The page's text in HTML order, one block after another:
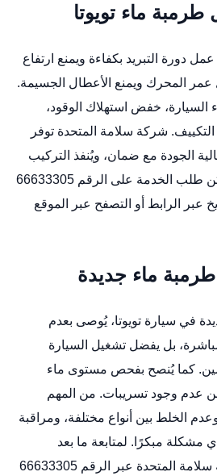
طرمبة ماء تويوتا
دورة التبريد بكفاءة ويمنع ارتفاع
المحرك ويمنع الأعطال الجسيمة.
خفض استهلاك الوقود،
شركة سلامة المتحدة توفر
الجودة مع ضمان، ويُنفذ التركيب
بأيدي فنيين مختصين. يمكن طلب الخدمة على الرقم 66633305
عبر
الرابط أو التصفح عبر
الموقع
طرمبة ماء جديدة
في سيارة تويوتا، يُوصى بعدم
بل يفضل تشغيل السيارة
كما يُنصح بفحص مستوى ماء
من عدم وجود تسريبات. من المهم
الخلط بين أنواع مختلفة، ومراقبة
مبكرًا. لمتابعة ما بعد
التركيب تواصل مع شركة سلامة المتحدة عبر الرقم 66633305